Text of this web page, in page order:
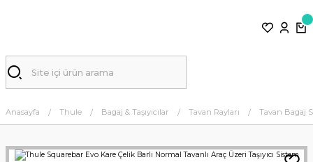
Anasayfa Thule Bagaj & Taşıyıcılar Tavan Rayları Tavan Bagaj